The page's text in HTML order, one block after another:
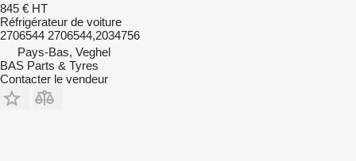
845 € HT
Réfrigérateur de voiture
2706544 2706544,2034756
Pays-Bas, Veghel
BAS Parts & Tyres
Contacter le vendeur